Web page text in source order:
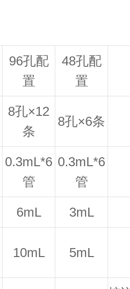
96孔配
置
48孔配
置
8孔×12
条
8孔×6条
0.3mL*6
管
0.3mL*6
管
6mL 3mL
10mL 5mL